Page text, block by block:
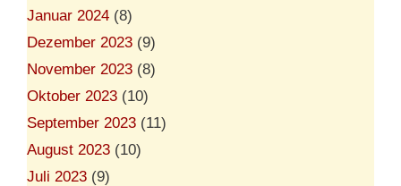
Januar 2024 (8)
Dezember 2023 (9)
November 2023 (8)
Oktober 2023 (10)
September 2023 (11)
August 2023 (10)
Juli 2023 (9)